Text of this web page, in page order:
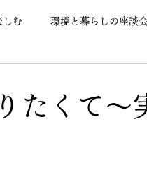
しむ 環境と暮らしの座談
たくて～